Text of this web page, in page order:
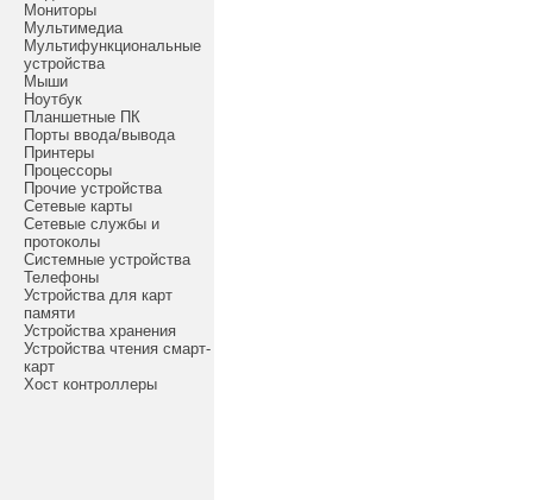
Мониторы
Мультимедиа
Мультифункциональные
устройства
Мыши
Ноутбук
Планшетные ПК
Порты ввода/вывода
Принтеры
Процессоры
Прочие устройства
Сетевые карты
Сетевые службы и
протоколы
Системные устройства
Телефоны
Устройства для карт
памяти
Устройства хранения
Устройства чтения смарт-
карт
Хост контроллеры